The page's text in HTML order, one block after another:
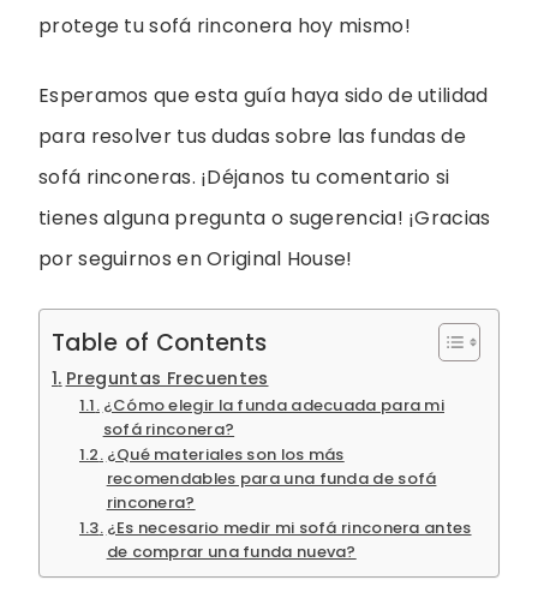
protege tu sofá rinconera hoy mismo!
Esperamos que esta guía haya sido de utilidad
para resolver tus dudas sobre las fundas de
sofá rinconeras. ¡Déjanos tu comentario si
tienes alguna pregunta o sugerencia! ¡Gracias
por seguirnos en Original House!
Table of Contents
Preguntas Frecuentes
¿Cómo elegir la funda adecuada para mi
sofá rinconera?
¿Qué materiales son los más
recomendables para una funda de sofá
rinconera?
¿Es necesario medir mi sofá rinconera antes
de comprar una funda nueva?